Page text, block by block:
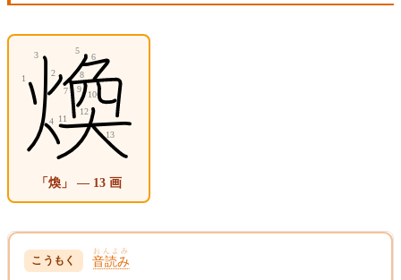
「煥」 — 13 画
音読み
おんよみ